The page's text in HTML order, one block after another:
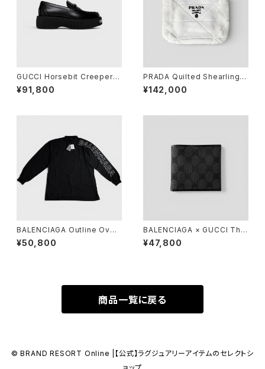
GUCCI Horsebit Creeper L
oafer Black 36 1/2
¥91,800
PRADA Quilted Shearling T
ote Bag Dyed Sheep Fur
White
¥142,000
BALENCIAGA Outline Over
sized Long Sleeve T-Shirt
Washed Black 3
¥50,800
BALENCIAGA × GUCCI The
Hacker Project Compact W
allet Black
¥47,800
商品一覧に戻る
© BRAND RESORT Online |【公式】ラグジュアリーアイテムのセレクトシ